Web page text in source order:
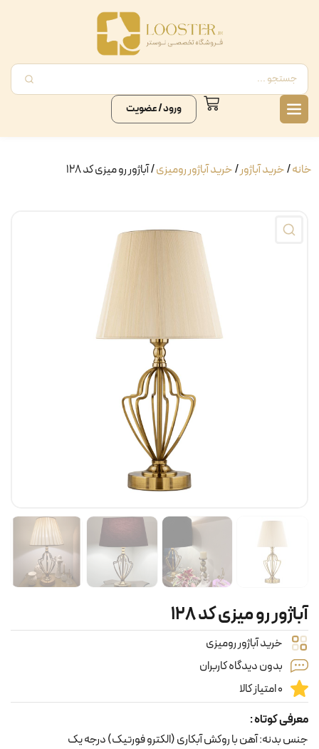
ورود / عضویت
خانه/خرید آباژور/خرید آباژور رومیزی/ آباژور رو میزی کد ۱۲۸
آباژور رو میزی کد ۱۲۸
خرید آباژور رومیزی
بدون دیدگاه کاربران
0 امتیاز کالا
معرفی کوتاه :
جنس بدنه: آهن با روکش آبکاری (الکترو فورتیک) درجه یک